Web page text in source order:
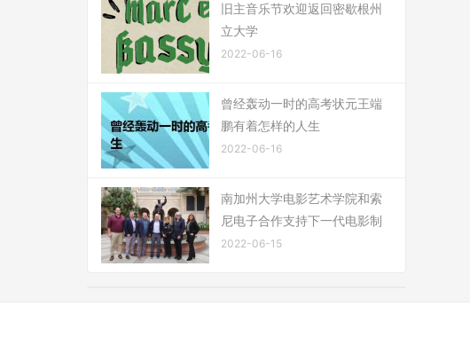
旧主音乐节欢迎返回密歇根州
立大学
2022-06-16
曾经轰动一时的高考状元王端
鹏有着怎样的人生
2022-06-16
南加州大学电影艺术学院和索
尼电子合作支持下一代电影制
2022-06-15